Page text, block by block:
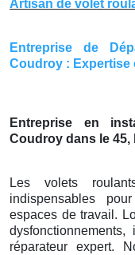
Artisan de volet
Entreprise de
Coudroy : Expertise
Entreprise en
Coudroy dans le 45,
Les volets
indispensables
espaces de travail.
réparateur expert.